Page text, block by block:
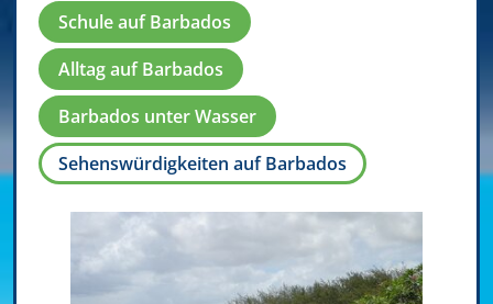
Schule auf Barbados
Alltag auf Barbados
Barbados unter Wasser
Sehenswürdigkeiten auf Barbados